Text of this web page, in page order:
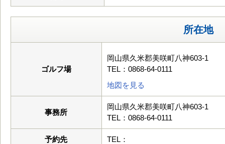
所在地
ゴルフ場
岡山県久米郡美咲町八神603-1
TEL：0868-64-0111
地図を見る
事務所
岡山県久米郡美咲町八神603-1
TEL：0868-64-0111
予約先 TEL：